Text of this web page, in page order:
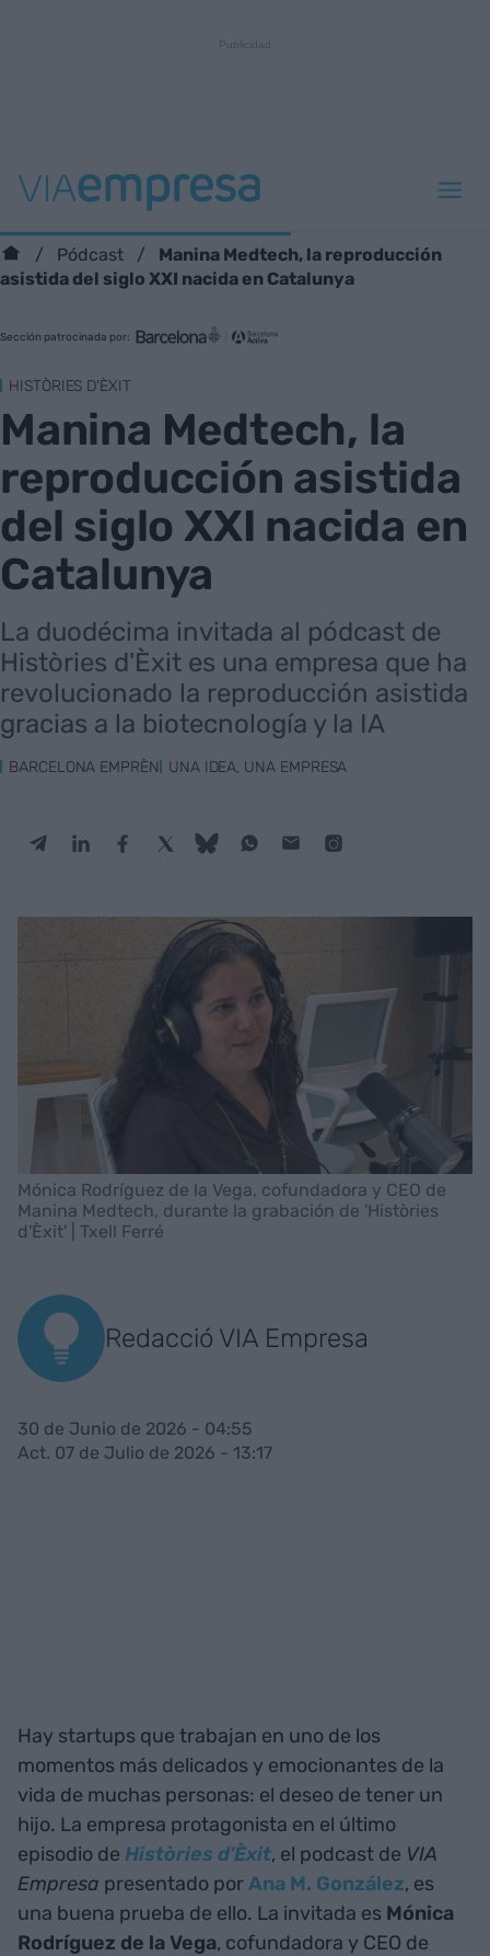
Pódcast
Manina Medtech, la reproducción
asistida del siglo XXI nacida en Catalunya
Sección patrocinada por:
HISTÒRIES D'ÈXIT
Manina Medtech, la
reproducción asistida
del siglo XXI nacida en
Catalunya
La duodécima invitada al pódcast de
Històries d'Èxit es una empresa que ha
revolucionado la reproducción asistida
gracias a la biotecnología y la IA
BARCELONA EMPRÈN UNA IDEA, UNA EMPRESA
Mónica Rodríguez de la Vega, cofundadora y CEO de
Manina Medtech, durante la grabación de 'Històries
d'Èxit' | Txell Ferré
Redacció VIA Empresa
30 de Junio de 2026 - 04:55
Act. 07 de Julio de 2026 - 13:17
Hay startups que trabajan en uno de los
momentos más delicados y emocionantes de la
vida de muchas personas: el deseo de tener un
hijo. La empresa protagonista en el último
episodio de Històries d'Èxit, el podcast de VIA
Empresa presentado porAna M. González, es
una buena prueba de ello. La invitada es Mónica
Rodríguez de la Vega, cofundadora y CEO de